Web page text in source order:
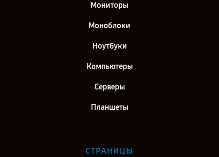
Мониторы
Моноблоки
Ноутбуки
Компьютеры
Серверы
Планшеты
СТРАНИЦЫ